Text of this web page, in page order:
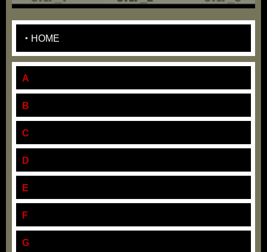
HOME
A
B
C
D
E
F
G